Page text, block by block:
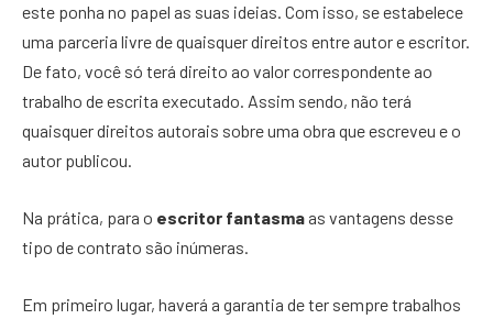
este ponha no papel as suas ideias. Com isso, se estabelece
uma parceria livre de quaisquer direitos entre autor e escritor.
De fato, você só terá direito ao valor correspondente ao
trabalho de escrita executado. Assim sendo, não terá
quaisquer direitos autorais sobre uma obra que escreveu e o
autor publicou.
Na prática, para o escritor fantasma as vantagens desse
tipo de contrato são inúmeras.
Em primeiro lugar, haverá a garantia de ter sempre trabalhos